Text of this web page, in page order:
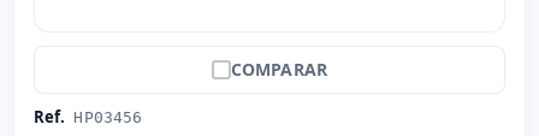
COMPARAR
Ref. HP03456